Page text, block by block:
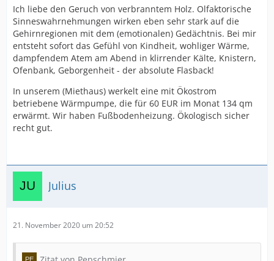
Ich liebe den Geruch von verbranntem Holz. Olfaktorische
Sinneswahrnehmungen wirken eben sehr stark auf die
Gehirnregionen mit dem (emotionalen) Gedächtnis. Bei mir
entsteht sofort das Gefühl von Kindheit, wohliger Wärme,
dampfendem Atem am Abend in klirrender Kälte, Knistern,
Ofenbank, Geborgenheit - der absolute Flasback!
In unserem (Miethaus) werkelt eine mit Ökostrom
betriebene Wärmpumpe, die für 60 EUR im Monat 134 qm
erwärmt. Wir haben Fußbodenheizung. Ökologisch sicher
recht gut.
Julius
21. November 2020 um 20:52